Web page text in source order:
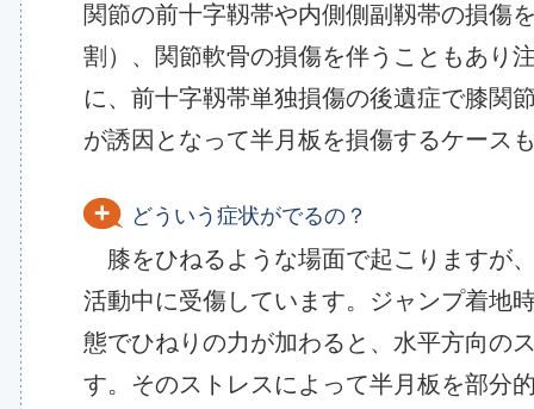
関節の前十字靱帯や内側側副靱帯の損傷
割）、関節軟骨の損傷を伴うこともあり
に、前十字靱帯単独損傷の後遺症で膝関
が誘因となって半月板を損傷するケース
どういう症状がでるの？
膝をひねるような場面で起こりますが
活動中に受傷しています。ジャンプ着地
態でひねりの力が加わると、水平方向の
す。そのストレスによって半月板を部分